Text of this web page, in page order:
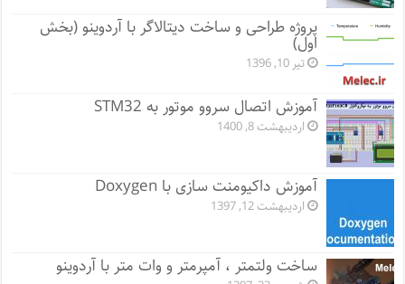
پروژه طراحی و ساخت دیتالاگر با آردوینو (بخش
اول)
تیر 10, 1396
آموزش اتصال سروو موتور به STM32
اردیبهشت 8, 1400
آموزش داکیومنت سازی با Doxygen
اردیبهشت 12, 1397
ساخت ولتمتر ، آمپرمتر و وات متر با آردوینو